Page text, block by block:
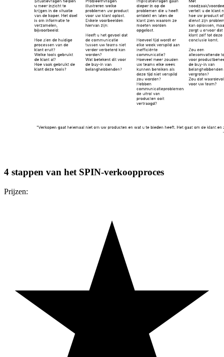
4 stappen van het SPIN-verkoopproces
Prijzen: